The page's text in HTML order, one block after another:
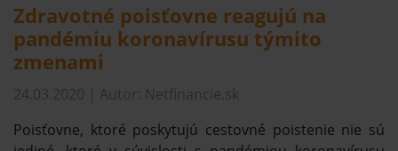
Zdravotné poisťovne reagujú na
pandémiu koronavírusu týmito
zmenami
24.03.2020 | Autor: Netfinancie.sk
Poisťovne, ktoré poskytujú cestovné poistenie nie sú